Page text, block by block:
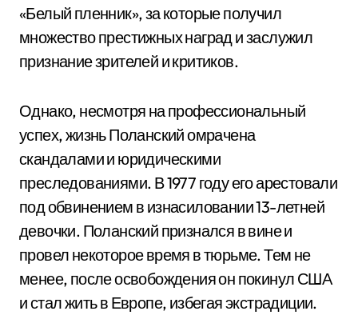
«Белый пленник», за которые получил
множество престижных наград и заслужил
признание зрителей и критиков.
Однако, несмотря на профессиональный
успех, жизнь Поланский омрачена
скандалами и юридическими
преследованиями. В 1977 году его арестовали
под обвинением в изнасиловании 13-летней
девочки. Поланский признался в вине и
провел некоторое время в тюрьме. Тем не
менее, после освобождения он покинул США
и стал жить в Европе, избегая экстрадиции.